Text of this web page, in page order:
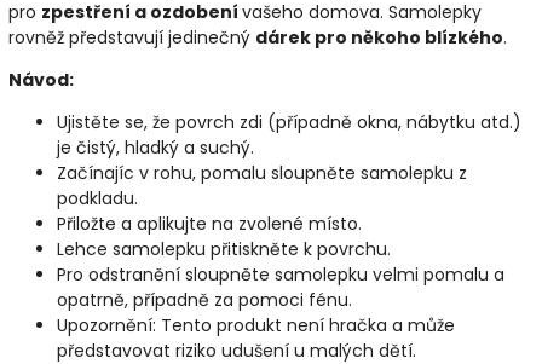
pro zpestření a ozdobení vašeho domova. Samolepky
rovněž představují jedinečný dárek pro někoho blízkého.
Návod:
Ujistěte se, že povrch zdi (případně okna, nábytku atd.)
je čistý, hladký a suchý.
Začínajíc v rohu, pomalu sloupněte samolepku z
podkladu.
Přiložte a aplikujte na zvolené místo.
Lehce samolepku přitiskněte k povrchu.
Pro odstranění sloupněte samolepku velmi pomalu a
opatrně, případně za pomoci fénu.
Upozornění: Tento produkt není hračka a může
představovat riziko udušení u malých dětí.